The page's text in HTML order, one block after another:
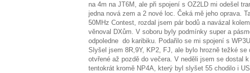
na 4m na JT6M, ale při spojení s OZ2LD mi odešel
jedna nová zem a 2 nové loc. Čeká mě jeho oprava.
50MHz Contest, rozdal jsem pár bodů a navázal
věnoval DXům. V soboru byly podmínky super a
odpoledne do karibiku. Podařilo se mi spojení s
Slyšel jsem 8R,9Y, KP2, FJ, ale bylo hrozně težké se
otvřené až pozdě do večera. V neděli jsem se dostal
tentokrát kromě NP4A, který byl slyšet 55 chodilo i